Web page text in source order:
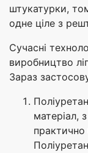
штукатурки,
одне ціле з
Сучасні
виробництво
Зараз
матеріал,
практично